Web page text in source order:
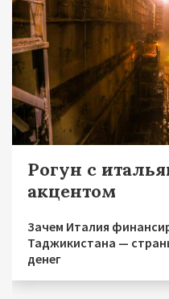
Рогун с
акцентом
Зачем Италия
Таджикистана —
денег